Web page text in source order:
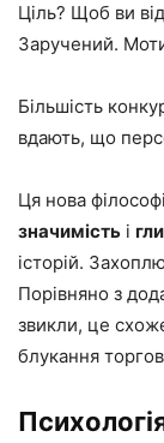
Ціль? Щоб ви
Заручений.
Більшість
вдають, що
Ця нова
значимість і
історій.
Порівняно з
звикли, це
блукання